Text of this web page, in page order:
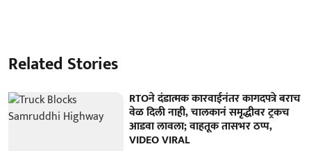
Related Stories
RTOने दंडात्मक कारवाईनंतर कागदपत्रे बराच
वेळ दिली नाही, चालकानं समृद्धीवर ट्रकच
आडवा लावला; वाहतूक तासभर ठप्प,
VIDEO VIRAL